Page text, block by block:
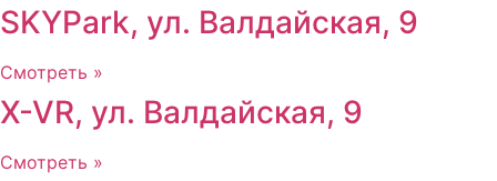
SKYPark, ул. Валдайская, 9
Смотреть »
X-VR, ул. Валдайская, 9
Смотреть »